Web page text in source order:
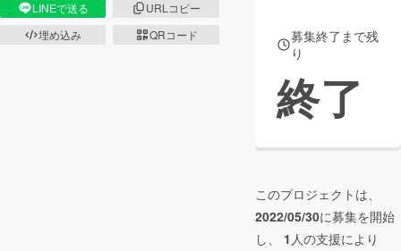
LINEで送る
URLコピー
埋め込み
QRコード
募集終了まで残
り
終了
このプロジェクトは、
2022/05/30に募集を開始
し、 1 人の支援により